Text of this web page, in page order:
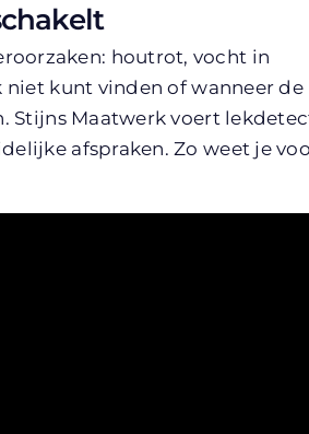
houtrot, vocht in
niet kunt vinden of wanneer de
Stijns Maatwerk voert
afspraken. Zo weet je